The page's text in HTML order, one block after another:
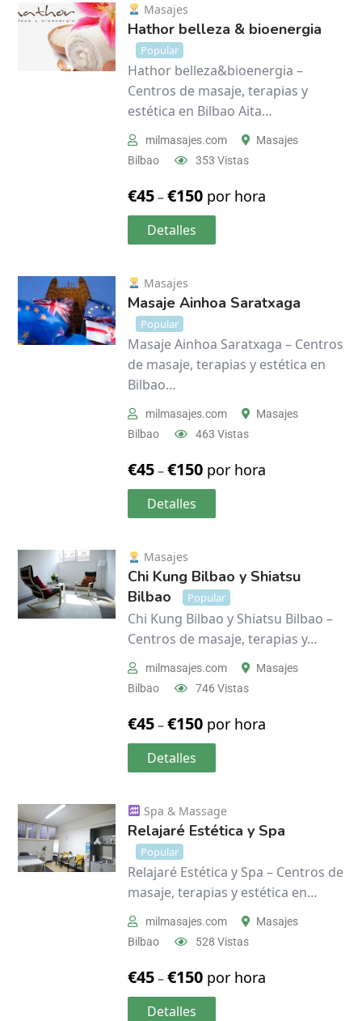
Masajes
Hathor belleza & bioenergia
Popular
Hathor belleza&bioenergia –
Centros de masaje, terapias y
estética en Bilbao Aita…
milmasajes.com
Masajes
Bilbao
353 Vistas
€45–€150 por hora
Detalles
Masajes
Masaje Ainhoa Saratxaga
Popular
Masaje Ainhoa Saratxaga – Centros
de masaje, terapias y estética en
Bilbao…
milmasajes.com
Masajes
Bilbao
463 Vistas
€45–€150 por hora
Detalles
Masajes
Chi Kung Bilbao y Shiatsu
Bilbao
Popular
Chi Kung Bilbao y Shiatsu Bilbao –
Centros de masaje, terapias y…
milmasajes.com
Masajes
Bilbao
746 Vistas
€45–€150 por hora
Detalles
Spa & Massage
Relajaré Estética y Spa
Popular
Relajaré Estética y Spa – Centros de
masaje, terapias y estética en…
milmasajes.com
Masajes
Bilbao
528 Vistas
€45–€150 por hora
Detalles